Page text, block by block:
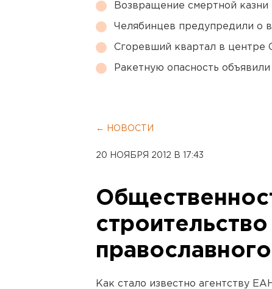
Возвращение смертной
Челябинцев предупредили о
Сгоревший квартал в центре
Ракетную опасность
← НОВОСТИ
20 НОЯБРЯ 2012 В 17:43
Как стало известно агентству